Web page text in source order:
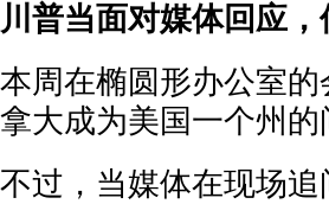
川普当面对媒体回应
本周在椭圆形办公室
拿大成为美国一个州
不过，当媒体在现场